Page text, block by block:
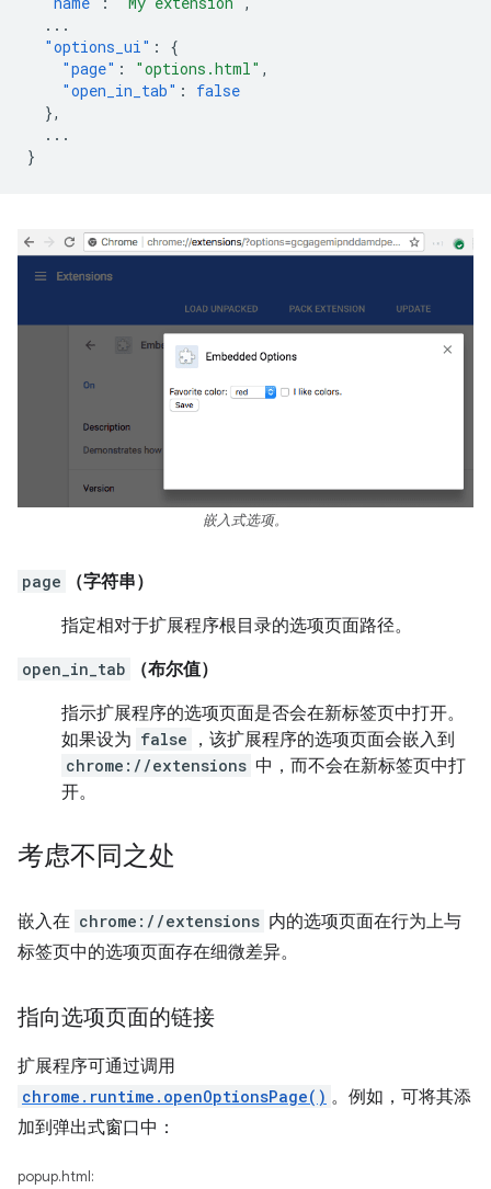
...
"options_ui" :
{
"page" : "options.html" ,
"open_in_tab" :
false
},
...
}
嵌入式选项。
page
（字符串）
指定相对于扩展程序根目录的选项页面路径。
open_in_tab
（布尔值）
指示扩展程序的选项页面是否会在新标签页中打开。
如果设为 false ，该扩展程序的选项页面会嵌入到
chrome://extensions 中，而不会在新标签页中打
开。
考虑不同之处
嵌入在 chrome://extensions 内的选项页面在行为上与
标签页中的选项页面存在细微差异。
指向选项页面的链接
扩展程序可通过调用
chrome.runtime.openOptionsPage() 。例如，可将其添
加到弹出式窗口中：
popup.html: